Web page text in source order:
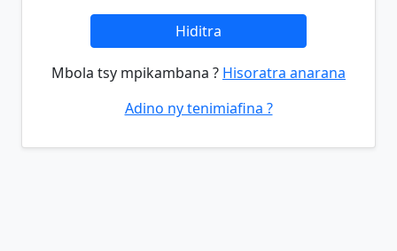
Hiditra
Mbola tsy mpikambana ? Hisoratra anarana
Adino ny tenimiafina ?